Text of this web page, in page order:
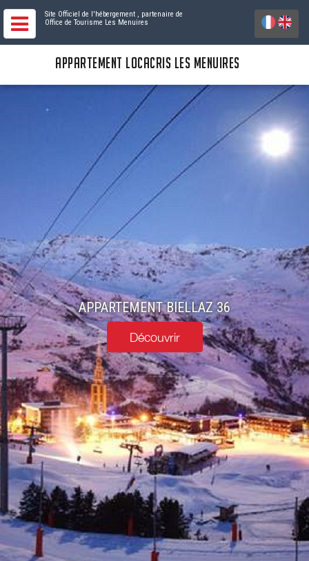
Site Officiel de l'hébergement , partenaire de
Office de Tourisme Les Menuires
APPARTEMENT LOCACRIS LES MENUIRES
APPARTEMENT BIELLAZ 36
Découvrir